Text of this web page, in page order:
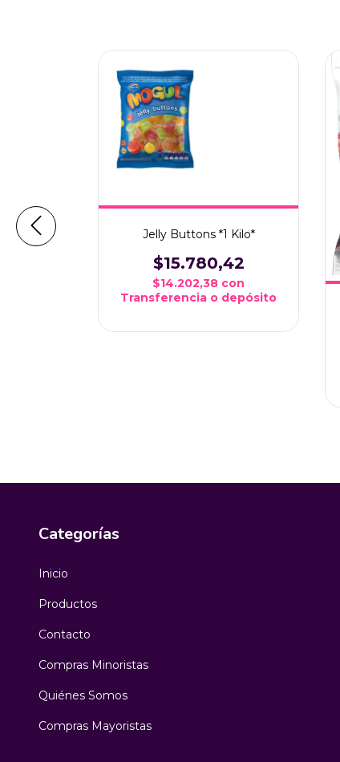
Conitos Jelly Buttons *1 Kilo*
$15.780,42
$14.202,38 con
Transferencia o depósito
Categorías
Inicio
Productos
Contacto
Compras Minoristas
Quiénes Somos
Compras Mayoristas